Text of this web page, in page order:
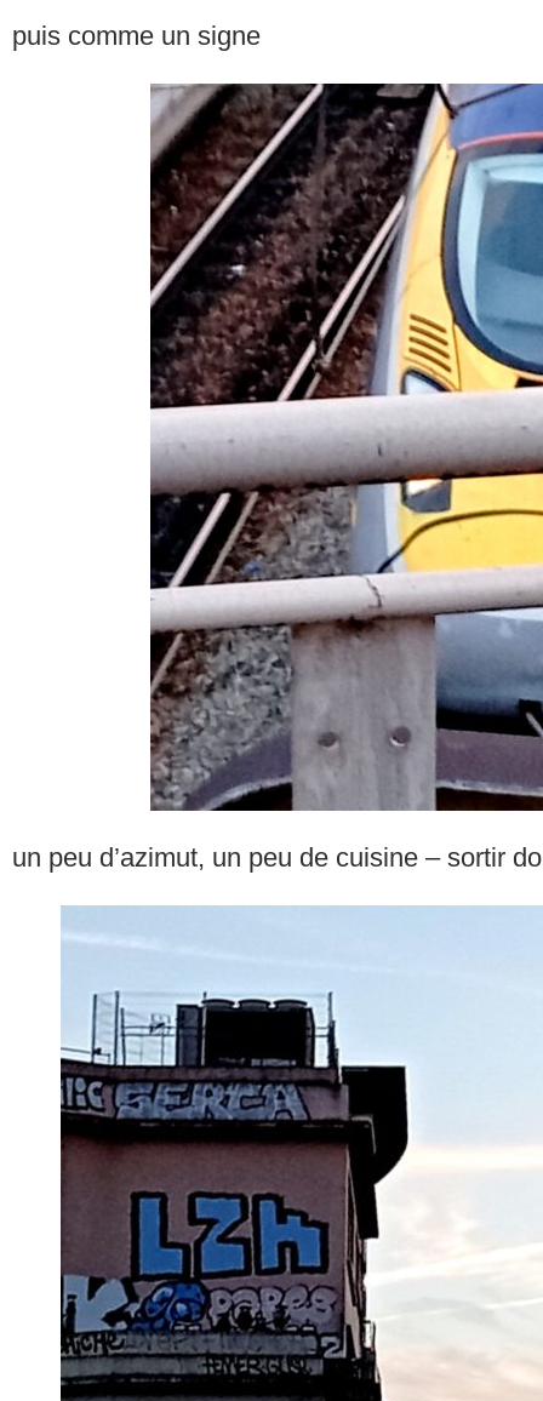
puis comme un signe
un peu d’azimut, un peu de cuisine – sortir